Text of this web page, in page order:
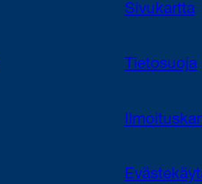
Sivukartta
Tietosuoja